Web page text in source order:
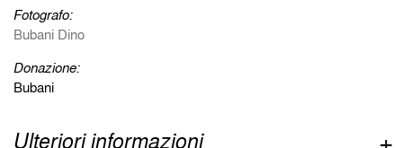
Fotografo:
Bubani Dino
Donazione:
Bubani
Ulteriori informazioni